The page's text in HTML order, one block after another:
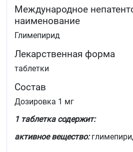
Международное
наименование
Глимепирид
Лекарственная форма
таблетки
Состав
Дозировка 1 мг
1 таблетка содержит:
активное вещество: